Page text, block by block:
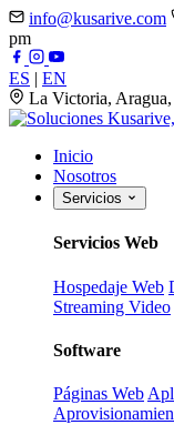
info@kusarive.com
pm
ES | EN
La Victoria, Aragua,
Inicio
Nosotros
Servicios
Servicios Web
Hospedaje Web
Streaming Video
Software
Páginas Web